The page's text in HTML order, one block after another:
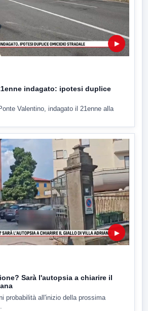
▶
indagato: ipotesi duplice
Valentino, indagato il 21enne alla
▶
Sarà l'autopsia a chiarire il
probabilità all'inizio della prossima